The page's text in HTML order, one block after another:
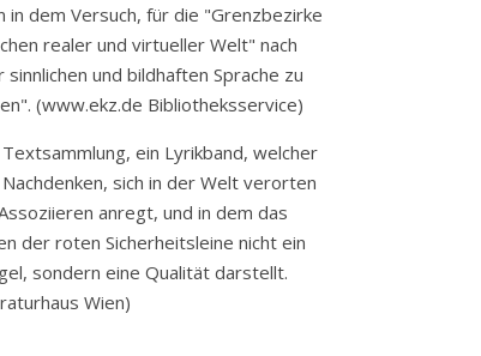
in dem Versuch, für die "Grenzbezirke
realer und virtueller Welt" nach
sinnlichen und bildhaften Sprache zu
(www.ekz.de Bibliotheksservice)
Textsammlung, ein Lyrikband, welcher
sich in der Welt verorten
anregt, und in dem das
der roten Sicherheitsleine nicht ein
sondern eine Qualität darstellt.
Wien)